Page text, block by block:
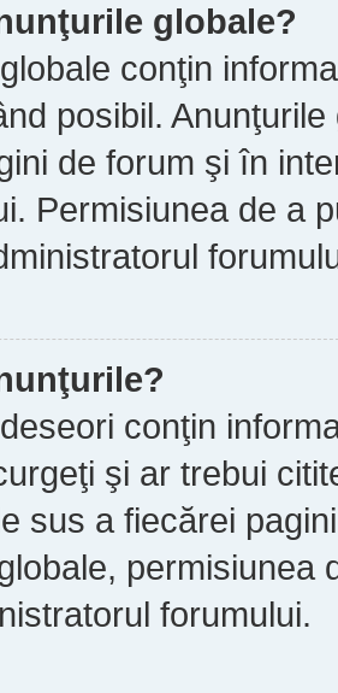
globale?
conţin
posibil.
de forum şi în
Permisiunea de a
conţin
şi ar trebui
sus a fiecărei
permisiunea
forumului.